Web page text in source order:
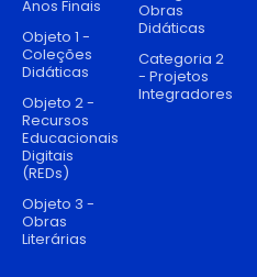
Anos Finais
Objeto 1 -
Coleções
Didáticas
Objeto 2 -
Recursos
Educacionais
Digitais
(REDs)
Objeto 3 -
Obras
Literárias
Obras
Didáticas
Categoria 2
- Projetos
Integradores